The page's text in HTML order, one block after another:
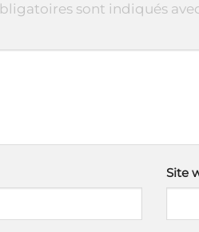
sont indiqués
Site